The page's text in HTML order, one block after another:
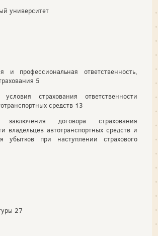
университет
и профессиональная ответственность,
5
страхования ответственности
средств 13
договора страхования
владельцев автотранспортных средств и
убытков при наступлении страхового
27